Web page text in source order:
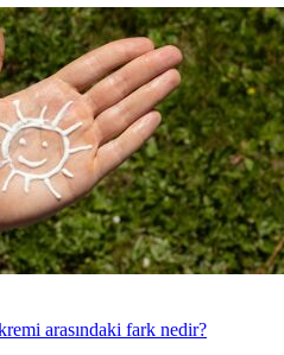
arasındaki fark nedir?